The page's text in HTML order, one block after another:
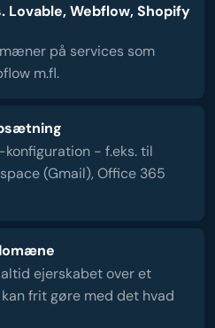
Lovable, Webflow, Shopify
på services som
m.fl.
konfiguration - f.eks. til
(Gmail), Office 365
ejerskabet over et
frit gøre med det hvad